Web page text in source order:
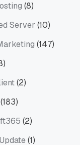
(8)
Server (10)
(147)
(2)
(183)
(2)
(1)